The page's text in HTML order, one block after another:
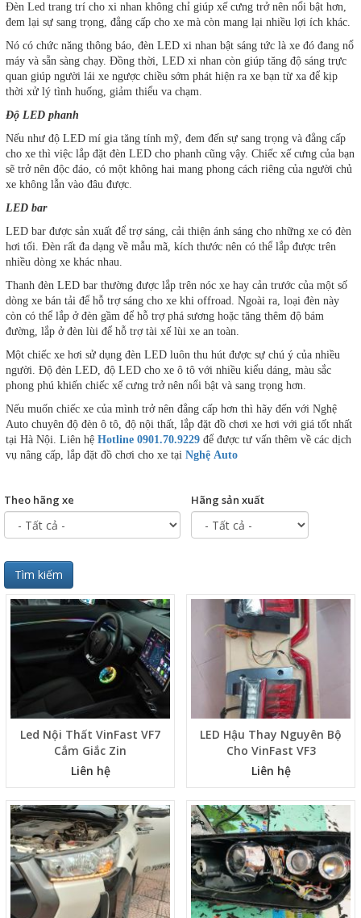
Đèn Led trang trí cho xi nhan không chỉ giúp xế cưng trở nên nổi bật hơn,
đem lại sự sang trọng, đẳng cấp cho xe mà còn mang lại nhiều lợi ích khác.
Nó có chức năng thông báo, đèn LED xi nhan bật sáng tức là xe đó đang nổ
máy và sẵn sàng chạy. Đồng thời, LED xi nhan còn giúp tăng độ sáng trực
quan giúp người lái xe ngược chiều sớm phát hiện ra xe bạn từ xa để kịp
thời xử lý tình huống, giảm thiểu va chạm.
Độ LED phanh
Nếu như độ LED mí gia tăng tính mỹ, đem đến sự sang trọng và đẳng cấp
cho xe thì việc lắp đặt đèn LED cho phanh cũng vậy. Chiếc xế cưng của bạn
sẽ trở nên độc đáo, có một không hai mang phong cách riêng của người chủ
xe không lẫn vào đâu được.
LED bar
LED bar được sản xuất để trợ sáng, cải thiện ánh sáng cho những xe có đèn
hơi tối. Đèn rất đa dạng về mẫu mã, kích thước nên có thể lắp được trên
nhiều dòng xe khác nhau.
Thanh đèn LED bar thường được lắp trên nóc xe hay cản trước của một số
dòng xe bán tải để hỗ trợ sáng cho xe khi offroad. Ngoài ra, loại đèn này
còn có thể lắp ở đèn gầm để hỗ trợ phá sương hoặc tăng thêm độ bám
đường, lắp ở đèn lùi để hỗ trợ tài xế lùi xe an toàn.
Một chiếc xe hơi sử dụng đèn LED luôn thu hút được sự chú ý của nhiều
người. Độ đèn LED, độ LED cho xe ô tô với nhiều kiểu dáng, màu sắc
phong phú khiến chiếc xế cưng trở nên nổi bật và sang trọng hơn.
Nếu muốn chiếc xe của mình trở nên đẳng cấp hơn thì hãy đến với Nghệ
Auto chuyên độ đèn ô tô, độ nội thất, lắp đặt đồ chơi xe hơi với giá tốt nhất
tại Hà Nội. Liên hệ Hotline 0901.70.9229 để được tư vấn thêm về các dịch
vụ nâng cấp, lắp đặt đồ chơi cho xe tại Nghệ Auto
Theo hãng xe Hãng sản xuất
Tìm kiếm
Led Nội Thất VinFast VF7
Cắm Giắc Zin
Liên hệ
LED Hậu Thay Nguyên Bộ
Cho VinFast VF3
Liên hệ